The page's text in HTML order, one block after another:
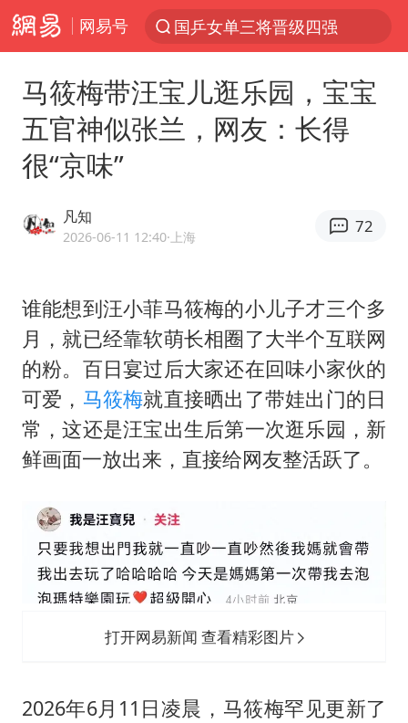
网易号
国乒女单三将晋级四强
光影经济撬动暑期消费新蓝海
马克·艾伦退出斯诺克中国公开赛
情侣平潭拍日出坠崖1死1伤
杭州全市有序停课
商场现钱学森巨幅海报 负责人回应
36岁男演员成景区NPC后人气爆棚
全民健身事业高质量发展
台当局重金为“台独”织“皇帝新衣”
白海豚将正面袭击贯穿浙江
酒店回应车内过夜被收150元
乐享全民健身 共筑健康中国
马筱梅带汪宝儿逛乐园，宝宝
五官神似张兰，网友：长得
很“京味”
凡知
2026-06-11 12:40·上海
72
谁能想到汪小菲马筱梅的小儿子才三个多
月，就已经靠软萌长相圈了大半个互联网
的粉。百日宴过后大家还在回味小家伙的
可爱， 马筱梅就直接晒出了带娃出门的日
常，这还是汪宝出生后第一次逛乐园，新
鲜画面一放出来，直接给网友整活跃了。
打开网易新闻 查看精彩图片
2026年6月11日凌晨，马筱梅罕见更新了